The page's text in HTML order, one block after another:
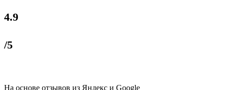
4.9
/5
На основе отзывов из Яндекс и Google